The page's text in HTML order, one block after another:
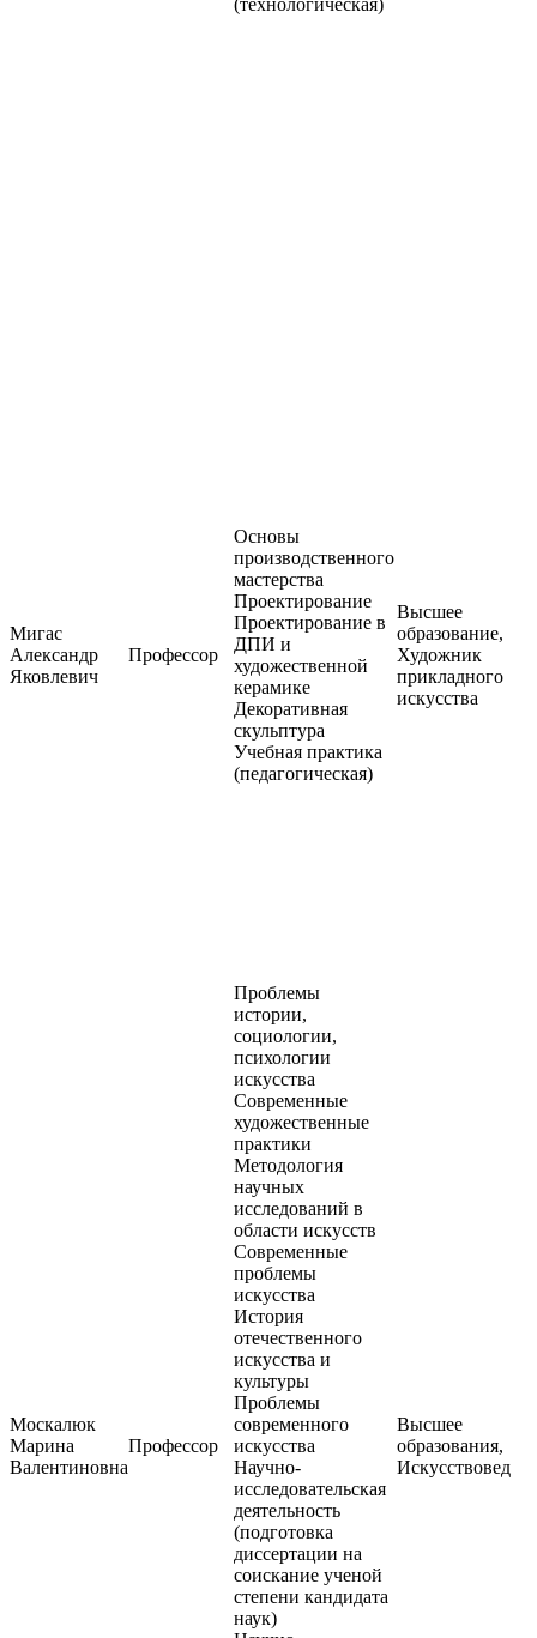
(технологическая)
Мигас
Александр
Яковлевич
Профессор
Основы
производственного
мастерства
Проектирование
Проектирование в
ДПИ и
художественной
керамике
Декоративная
скульптура
Учебная практика
(педагогическая)
Высшее
образование,
Художник
прикладного
искусства
Москалюк
Марина
Валентиновна
Профессор
Проблемы
истории,
социологии,
психологии
искусства
Современные
художественные
практики
Методология
научных
исследований в
области искусств
Современные
проблемы
искусства
История
отечественного
искусства и
культуры
Проблемы
современного
искусства
Научно-
исследовательская
деятельность
(подготовка
диссертации на
соискание ученой
степени кандидата
наук)
Высшее
образования,
Искусствовед